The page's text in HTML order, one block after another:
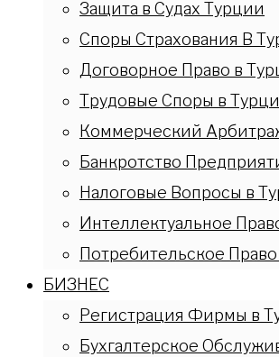
Защита в Судах Турции
Споры Страхования В
Договорное Право в
Трудовые Споры в
Коммерческий
Банкротство
Налоговые Вопросы в
Интеллектуальное
Потребительское
БИЗНЕС
Регистрация Фирмы в
Бухгалтерское